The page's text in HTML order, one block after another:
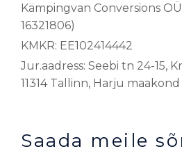
Kämpingvan Conversions
16321806)
KMKR: EE102414442
Jur.aadress: Seebi tn 24-15,
11314 Tallinn, Harju maakond
Saada meile